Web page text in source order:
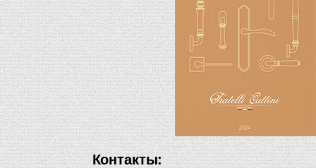
Контакты: